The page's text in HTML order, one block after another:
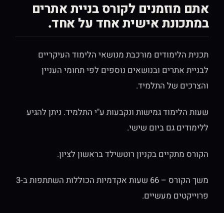
אתם מוזמנים לקורס בניית אתרים
במתכונת אישית אחד על אחד.
תכנית הלימודים מורכבת מנושאי הלימוד העיקריים
לבניית אתרים ובנושאים נוספים לפי תחומי העניין
והצרכים של התלמיד.
שעות הלימוד גמישות ונקבעות ע"י התלמיד. ניתן להגיע
ללימודים גם ביום שישי.
הקורס מתקיים בקניון רוטשילד בראשון לציון.
משך הקורס – 66 שעות אקדמיות הכוללות השתתפות ב-3
פרוייקטים מעשיים.